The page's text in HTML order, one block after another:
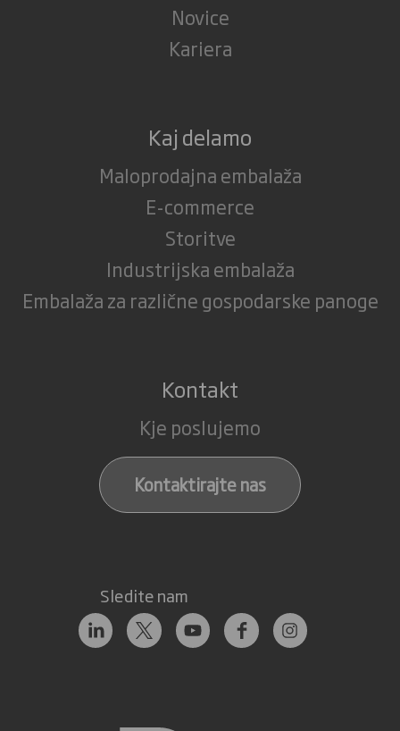
Novice
Kariera
Kaj delamo
Maloprodajna embalaža
E-commerce
Storitve
Industrijska embalaža
Embalaža za različne gospodarske panoge
Kontakt
Kje poslujemo
Kontaktirajte nas
Sledite nam